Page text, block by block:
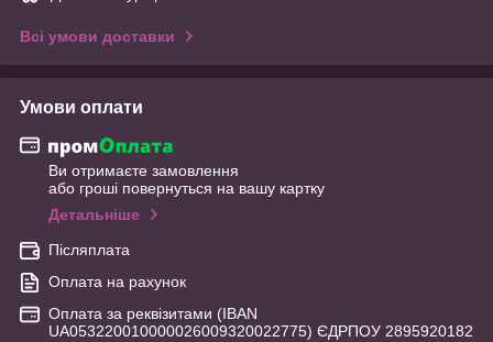
Всі умови доставки
Умови оплати
Ви отримаєте замовлення
або гроші повернуться на вашу картку
Детальніше
Післяплата
Оплата на рахунок
Оплата за реквізитами (IBAN
UA053220010000026009320022775) ЄДРПОУ 2895920182